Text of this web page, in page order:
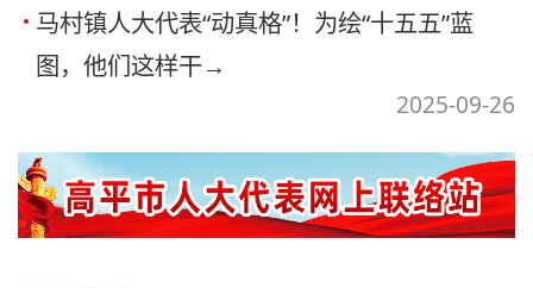
马村镇人大代表“动真格”！为绘“十五五”蓝
图，他们这样干→
2025-09-26